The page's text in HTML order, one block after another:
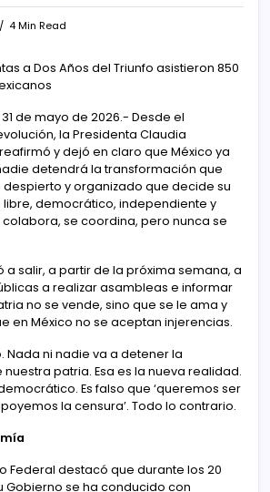
4 Min Read
a Dos Años del Triunfo asistieron 850
de mayo de 2026.- Desde el
la Presidenta Claudia
y dejó en claro que México ya
detendrá la transformación que
despierto y organizado que decide su
democrático, independiente y
se coordina, pero nunca se
a salir, a partir de la próxima semana, a
a realizar asambleas e informar
no se vende, sino que se le ama y
en México no se aceptan injerencias.
Nada ni nadie va a detener la
patria. Esa es la nueva realidad.
Es falso que ‘queremos ser
la censura’. Todo lo contrario.
Federal destacó que durante los 20
Gobierno se ha conducido con